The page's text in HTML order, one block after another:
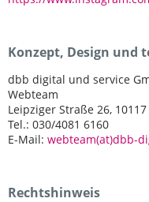
Konzept, Design und
dbb digital und service
Webteam
Leipziger Straße 26,
Tel.: 030/4081 6160
E-Mail: webteam(at)dbb-
Rechtshinweis